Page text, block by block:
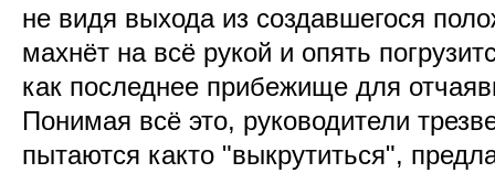
не видя выхода из создавшегося
махнёт на всё рукой и опять
как последнее прибежище для
Понимая всё это, руководители
пытаются както "выкрутиться",